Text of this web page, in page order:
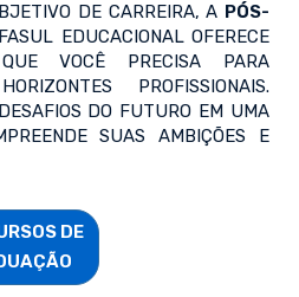
DE CARREIRA, A PÓS-
EDUCACIONAL OFERECE
VOCÊ PRECISA PARA
PROFISSIONAIS.
DO FUTURO EM UMA
SUAS AMBIÇÕES E
DE
PÓS-GRADUAÇÃO